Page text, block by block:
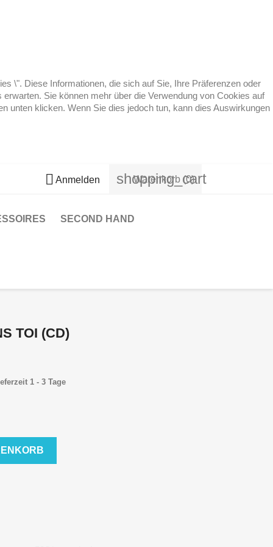
\". Diese Informationen, die sich auf Sie, Ihre Präferenzen oder
Sie können mehr über die Verwendung von Cookies auf
unten klicken. Wenn Sie dies jedoch tun, kann dies Auswirkungen
 Anmelden shopping_cart
Warenkorb (0)
SECOND HAND
TOI (CD)
1 - 3 Tage